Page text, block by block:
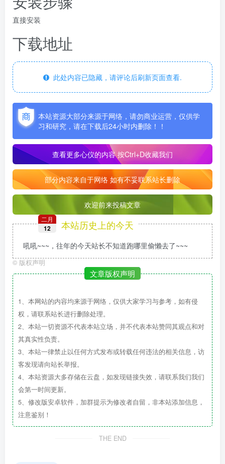
直接安装
下载地址
此处内容已隐藏，请评论后刷新页面查看.
本站资源大部分来源于网络，请勿商业运营，仅供学
习和研究，请在下载后24小时内删除！！
查看更多心仪的内容按Ctrl+D收藏我们
部分内容来自于网络 如有不妥联系站长删除
欢迎前来投稿文章
二月
12 本站历史上的今天
吼吼~~~，往年的今天站长不知道跑哪里偷懒去了~~~
© 版权声明
文章版权声明
1、本网站的内容均来源于网络，仅供大家学习与参考，如有侵
权，请联系站长进行删除处理。
2、本站一切资源不代表本站立场，并不代表本站赞同其观点和对
其真实性负责。
3、本站一律禁止以任何方式发布或转载任何违法的相关信息，访
客发现请向站长举报。
4、本站资源大多存储在云盘，如发现链接失效，请联系我们我们
会第一时间更新。
5、修改版安卓软件，加群提示为修改者自留，非本站添加信息，
注意鉴别！
THE END